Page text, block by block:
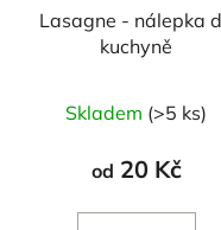
Lasagne - nálepka
kuchyně
Skladem (>5 ks)
od 20 Kč